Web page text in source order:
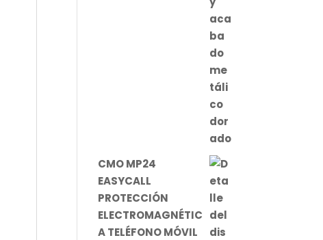
CMO MP24
EASYCALL
PROTECCIÓN
ELECTROMAGNÉTIC
A TELÉFONO MÓVIL